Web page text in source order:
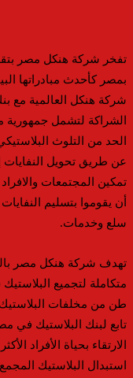
تفخر شركة هنكل مصر
بمصر كأحدث مبادراتها
شركة هنكل العالمية مع
الشراكة لتشمل جمهورية
الحد من التلوث
عن طريق تحويل
تمكين المجتمعات
أن يقوموا بتسليم
سلع وخدمات.
تهدف شركة هنكل مصر
تابع لبنك البلاستيك في
الارتقاء بحياة الأفراد
استبدال البلاستيك